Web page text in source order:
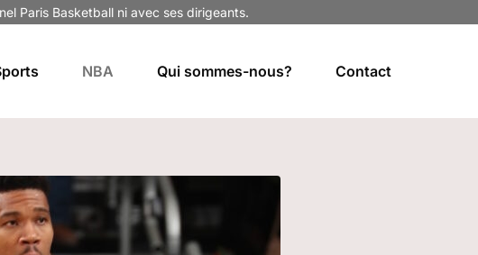
Paris Basketball ni avec ses dirigeants.
NBA Qui sommes-nous? Contact